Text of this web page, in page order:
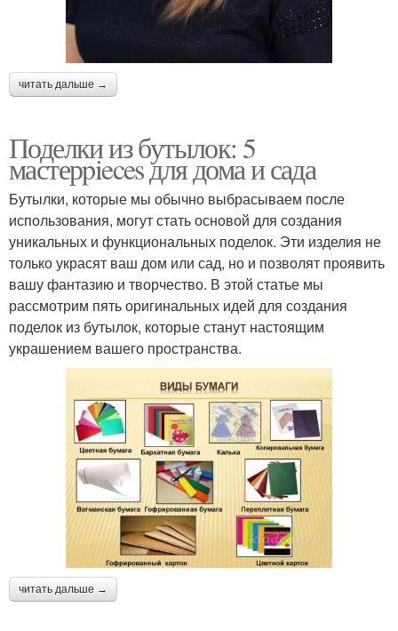
читать дальше →
Поделки из бутылок: 5
мастерpieces для дома и сада
Бутылки, которые мы обычно выбрасываем после
использования, могут стать основой для создания
уникальных и функциональных поделок. Эти изделия не
только украсят ваш дом или сад, но и позволят проявить
вашу фантазию и творчество. В этой статье мы
рассмотрим пять оригинальных идей для создания
поделок из бутылок, которые станут настоящим
украшением вашего пространства.
читать дальше →